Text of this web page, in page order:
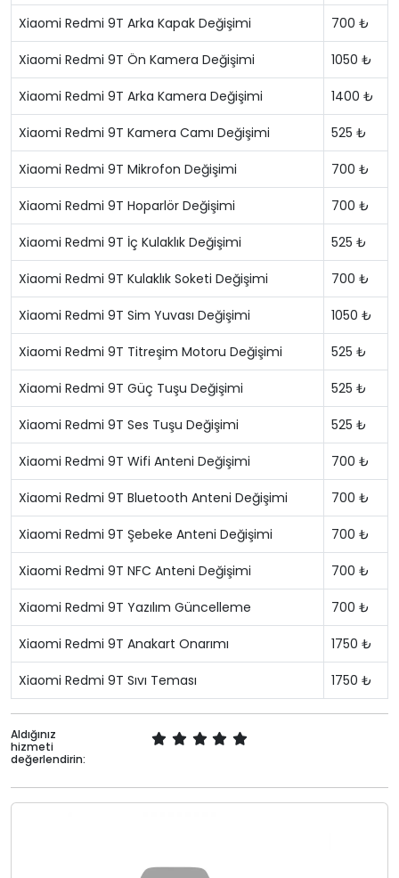
Xiaomi Redmi 9T Arka Kapak Değişimi 700 ₺
Xiaomi Redmi 9T Ön Kamera Değişimi 1050 ₺
Xiaomi Redmi 9T Arka Kamera Değişimi 1400 ₺
Xiaomi Redmi 9T Kamera Camı Değişimi 525 ₺
Xiaomi Redmi 9T Mikrofon Değişimi 700 ₺
Xiaomi Redmi 9T Hoparlör Değişimi 700 ₺
Xiaomi Redmi 9T İç Kulaklık Değişimi 525 ₺
Xiaomi Redmi 9T Kulaklık Soketi Değişimi 700 ₺
Xiaomi Redmi 9T Sim Yuvası Değişimi 1050 ₺
Xiaomi Redmi 9T Titreşim Motoru Değişimi 525 ₺
Xiaomi Redmi 9T Güç Tuşu Değişimi 525 ₺
Xiaomi Redmi 9T Ses Tuşu Değişimi 525 ₺
Xiaomi Redmi 9T Wifi Anteni Değişimi 700 ₺
Xiaomi Redmi 9T Bluetooth Anteni Değişimi 700 ₺
Xiaomi Redmi 9T Şebeke Anteni Değişimi 700 ₺
Xiaomi Redmi 9T NFC Anteni Değişimi 700 ₺
Xiaomi Redmi 9T Yazılım Güncelleme 700 ₺
Xiaomi Redmi 9T Anakart Onarımı 1750 ₺
Xiaomi Redmi 9T Sıvı Teması 1750 ₺
Aldığınız
hizmeti
değerlendirin: